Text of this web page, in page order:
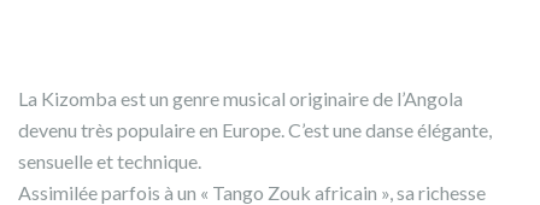
La Kizomba est un genre musical originaire de l’Angola
devenu très populaire en Europe. C’est une danse élégante,
sensuelle et technique.
Assimilée parfois à un « Tango Zouk africain », sa richesse